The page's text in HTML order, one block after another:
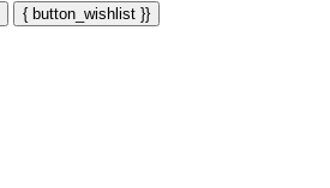
{ button_wishlist }}